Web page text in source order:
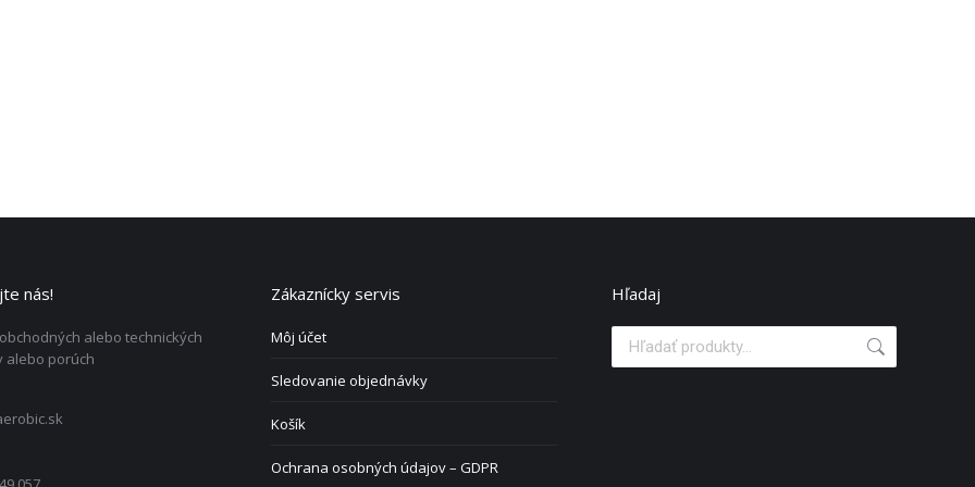
nás!
alebo technických
alebo porúch
Zákaznícky servis
Môj účet
Sledovanie objednávky
Košík
Ochrana osobných údajov – GDPR
Hľadaj